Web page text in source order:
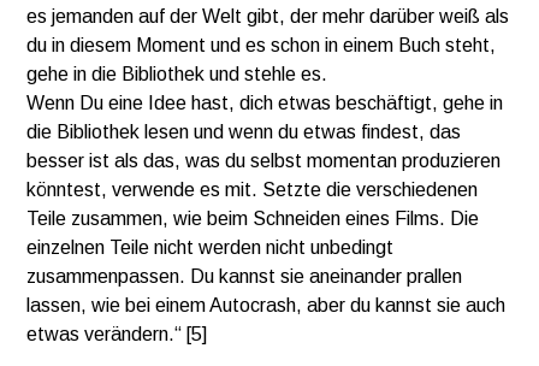
es jemanden auf der Welt gibt, der mehr darüber weiß als
du in diesem Moment und es schon in einem Buch steht,
gehe in die Bibliothek und stehle es.
Wenn Du eine Idee hast, dich etwas beschäftigt, gehe in
die Bibliothek lesen und wenn du etwas findest, das
besser ist als das, was du selbst momentan produzieren
könntest, verwende es mit. Setzte die verschiedenen
Teile zusammen, wie beim Schneiden eines Films. Die
einzelnen Teile nicht werden nicht unbedingt
zusammenpassen. Du kannst sie aneinander prallen
lassen, wie bei einem Autocrash, aber du kannst sie auch
etwas verändern.“ [5]